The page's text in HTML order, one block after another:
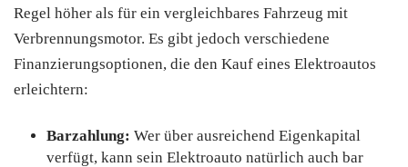
Regel höher als für ein vergleichbares Fahrzeug mit
Verbrennungsmotor. Es gibt jedoch verschiedene
Finanzierungsoptionen, die den Kauf eines Elektroautos
erleichtern:
Barzahlung: Wer über ausreichend Eigenkapital
verfügt, kann sein Elektroauto natürlich auch bar